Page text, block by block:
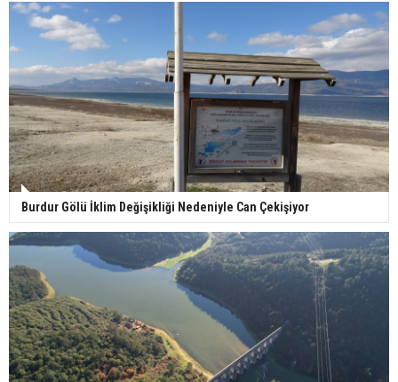
Burdur Gölü İklim Değişikliği Nedeniyle Can Çekişiyor